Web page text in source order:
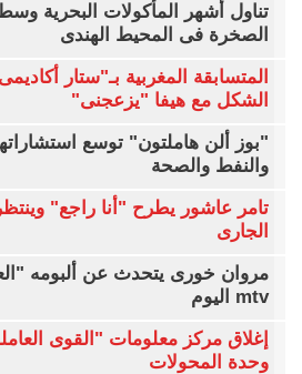
تناول أشهر المأكولات البحرية
الصخرة فى المحيط الهندى
المتسابقة المغربية بـ"ستار
الشكل مع هيفا "يزعجنى"
"بوز ألن هاملتون" توسع
والنفط والصحة
تامر عاشور يطرح "أنا راجع" وينتظر
الجارى
مروان خورى يتحدث عن ألبومه
mtv اليوم
إغلاق مركز معلومات "القوى
وحدة المحولات